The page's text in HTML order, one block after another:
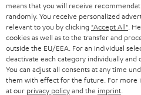
BLUETOOTH-LAUTSPRECHER
KOPFHÖRER
BLUETOOTH-KOPFHÖRER
STEREOANLAGEN
PARTNERPROGRAMM
BLOG
NEWSLETTER
STORES
SCHWEIZ
NIEDERLANDE
BELGIEN
means that you will receive
randomly. You receive personalized
relevant to you by clicking "Accept All" .
cookies as well as to the transfer and
outside the EU/EEA. For an individual
deactivate each category individually and
You can adjust all consents at any time
them with effect for the future. For more
at our privacy policyand the imprint